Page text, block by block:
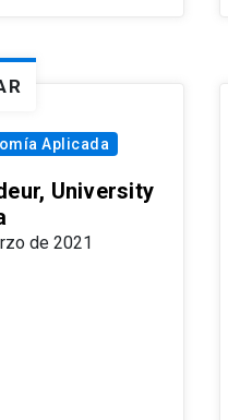
Aplicada
University
de 2021